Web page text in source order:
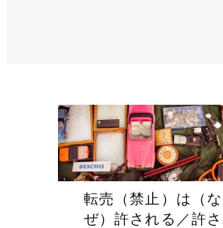
転売（禁止）は（な
ぜ）許される／許